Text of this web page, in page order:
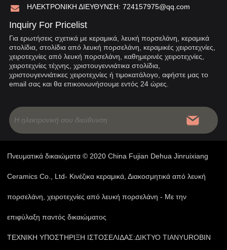
ΗΛΕΚΤΡΟΝΙΚΗ ΔΙΕΥΘΥΝΣΗ: 724157975@qq.com
Inquiry For Pricelist
Για ερωτήσεις σχετικά με κεραμικά, λευκή πορσελάνη, κεραμικά
στολίδια, στολίδια από λευκή πορσελάνη, κεραμικές χειροτεχνίες,
χειροτεχνίες από λευκή πορσελάνη, καθημερινές χειροτεχνίες,
χειροτεχνίες τέχνης, χριστουγεννιάτικα στολίδια,
χριστουγεννιάτικες χειροτεχνίες ή τιμοκατάλογο, αφήστε μας το
email σας και θα επικοινωνήσουμε εντός 24 ώρες.
Πνευματικά δικαιώματα © 2020 China Fujian Dehua Jinruixiang
Ceramics Co., Ltd- Κινέζικα κεραμικά, Διακοσμητικά από λευκή
πορσελάνη, χειροτεχνίες από λευκή πορσελάνη - Με την
επιφύλαξη παντός δικαιώματος
ΤΕΧΝΙΚΗ ΥΠΟΣΤΗΡΙΞΗ ΙΣΤΟΣΕΛΙΔΑΣ:ΔΙΚΤΥΟ TIANYUROBIN